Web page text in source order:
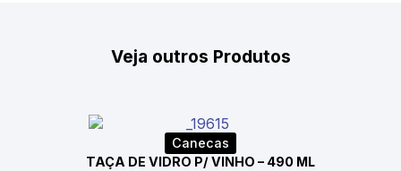
Veja outros Produtos
Canecas
TAÇA DE VIDRO P/ VINHO – 490 ML